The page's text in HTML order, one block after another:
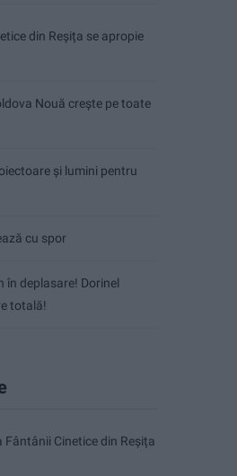
din Reșița se apropie
Nouă crește pe toate
și lumini pentru
cu spor
în deplasare! Dorinel
totală!
Fântânii Cinetice din Reșița